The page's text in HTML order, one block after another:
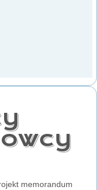
memorandum